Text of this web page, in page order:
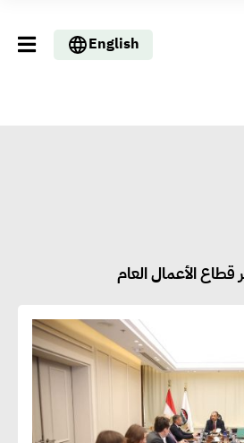
English
قطاع الأعمال العام